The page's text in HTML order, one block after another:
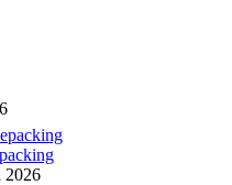
2026